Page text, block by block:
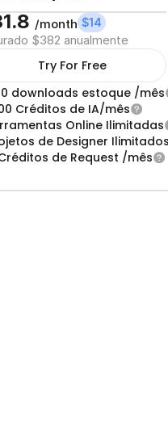
/month $14
$382 anualmente
Try For Free
downloads estoque /mês
Créditos de IA/mês
Online Ilimitadas
de Designer Ilimitados
de Request /mês